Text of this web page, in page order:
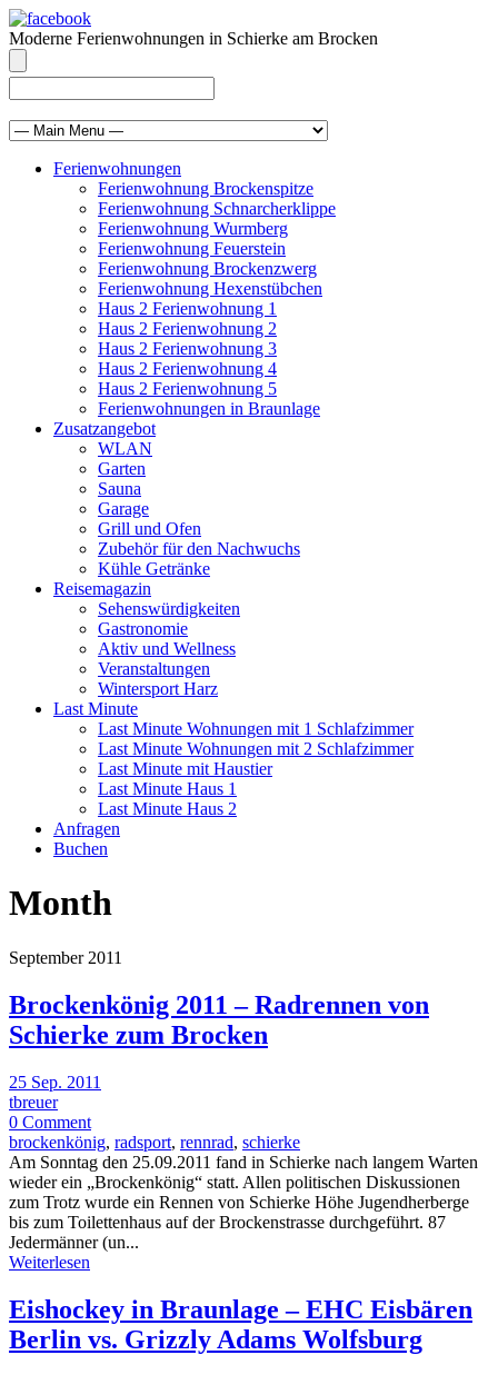
Moderne Ferienwohnungen in Schierke am Brocken
Ferienwohnungen
Ferienwohnung Brockenspitze
Ferienwohnung Schnarcherklippe
Ferienwohnung Wurmberg
Ferienwohnung Feuerstein
Ferienwohnung Brockenzwerg
Ferienwohnung Hexenstübchen
Haus 2 Ferienwohnung 1
Haus 2 Ferienwohnung 2
Haus 2 Ferienwohnung 3
Haus 2 Ferienwohnung 4
Haus 2 Ferienwohnung 5
Ferienwohnungen in Braunlage
Zusatzangebot
WLAN
Garten
Sauna
Garage
Grill und Ofen
Zubehör für den Nachwuchs
Kühle Getränke
Reisemagazin
Sehenswürdigkeiten
Gastronomie
Aktiv und Wellness
Veranstaltungen
Wintersport Harz
Last Minute
Last Minute Wohnungen mit 1 Schlafzimmer
Last Minute Wohnungen mit 2 Schlafzimmer
Last Minute mit Haustier
Last Minute Haus 1
Last Minute Haus 2
Anfragen
Buchen
Month
September 2011
Brockenkönig 2011 – Radrennen von
Schierke zum Brocken
25 Sep. 2011
tbreuer
0 Comment
brockenkönig, radsport, rennrad, schierke
Am Sonntag den 25.09.2011 fand in Schierke nach langem Warten
wieder ein „Brockenkönig“ statt. Allen politischen Diskussionen
zum Trotz wurde ein Rennen von Schierke Höhe Jugendherberge
bis zum Toilettenhaus auf der Brockenstrasse durchgeführt. 87
Jedermänner (un...
Weiterlesen
Eishockey in Braunlage – EHC Eisbären
Berlin vs. Grizzly Adams Wolfsburg